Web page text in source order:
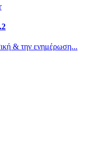
& την ενημέρωση...